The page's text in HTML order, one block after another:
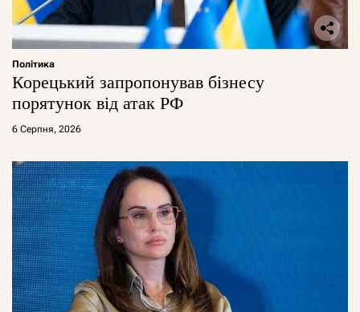
Політика
Корецький запропонував бізнесу
порятунок від атак РФ
6 Серпня, 2026